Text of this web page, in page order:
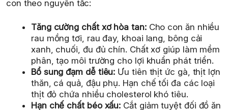
con theo nguyên tắc:
Tăng cường chất xơ hòa tan:Cho con ăn nhiều
rau mồng tơi, rau đay, khoai lang, bông cải
xanh, chuối, đu đủ chín. Chất xơ giúp làm mềm
phân, tạo môi trường cho lợi khuẩn phát triển.
Bổ sung đạm dễ tiêu: Ưu tiên thịt ức gà, thịt lợn
thăn, cá quả, đậu phụ. Hạn chế tối đa các loại
thịt đỏ chứa nhiều cholesterol khó tiêu.
Hạn chế chất béo xấu: Cắt giảm tuyệt đối đồ ăn